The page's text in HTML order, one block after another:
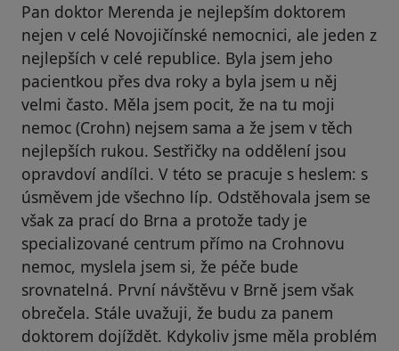
Pan doktor Merenda je nejlepším doktorem
nejen v celé Novojičínské nemocnici, ale jeden z
nejlepších v celé republice. Byla jsem jeho
pacientkou přes dva roky a byla jsem u něj
velmi často. Měla jsem pocit, že na tu moji
nemoc (Crohn) nejsem sama a že jsem v těch
nejlepších rukou. Sestřičky na oddělení jsou
opravdoví andílci. V této se pracuje s heslem: s
úsměvem jde všechno líp. Odstěhovala jsem se
však za prací do Brna a protože tady je
specializované centrum přímo na Crohnovu
nemoc, myslela jsem si, že péče bude
srovnatelná. První návštěvu v Brně jsem však
obrečela. Stále uvažuji, že budu za panem
doktorem dojíždět. Kdykoliv jsme měla problém